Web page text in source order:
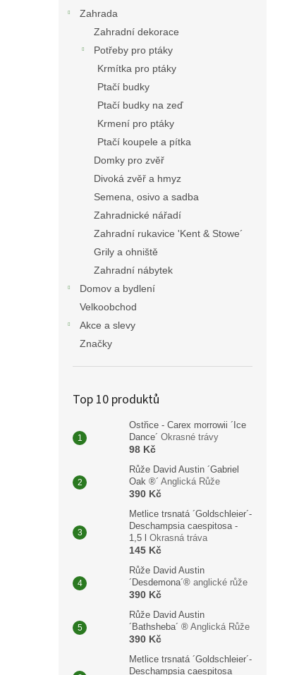
Zahrada
Zahradní dekorace
Potřeby pro ptáky
Krmítka pro ptáky
Ptačí budky
Ptačí budky na zeď
Krmení pro ptáky
Ptačí koupele a pítka
Domky pro zvěř
Divoká zvěř a hmyz
Semena, osivo a sadba
Zahradnické nářadí
Zahradní rukavice 'Kent & Stowe´
Grily a ohniště
Zahradní nábytek
Domov a bydlení
Velkoobchod
Akce a slevy
Značky
Top 10 produktů
Ostřice - Carex morrowii ´Ice
Dance´ Okrasné trávy
98 Kč
Růže David Austin ´Gabriel
Oak ®´ Anglická Růže
390 Kč
Metlice trsnatá ´Goldschleier´-
Deschampsia caespitosa -
1,5 l Okrasná tráva
145 Kč
Růže David Austin
´Desdemona´® anglické růže
390 Kč
Růže David Austin
´Bathsheba´ ® Anglická Růže
390 Kč
Metlice trsnatá ´Goldschleier´-
Deschampsia caespitosa